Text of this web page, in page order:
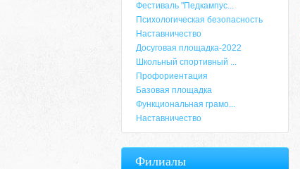
Фестиваль "Педкампус...
Психологическая безопасность
Наставничество
Досуговая площадка-2022
Школьный спортивный ...
Профориентация
Базовая площадка
Функциональная грамо...
Наставничество
Филиалы